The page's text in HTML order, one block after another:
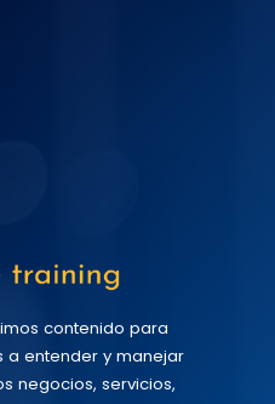
contenido para
a entender y manejar
negocios, servicios,